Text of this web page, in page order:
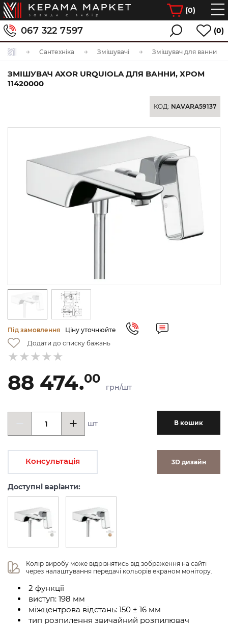
(0)
067 322 7597 (0)
Сантехніка Змішувачі Змішувач для ванни
ЗМІШУВАЧ AXOR URQUIOLA ДЛЯ ВАННИ, ХРОМ
11420000
КОД: NAVARA59137
Під замовлення
Ціну уточнюйте
Додати до списку бажань
88 474.00
грн/шт
шт В кошик
Консультація 3D дизайн
Доступні варіанти:
Колір виробу може відрізнятись від зображення на сайті
через налаштування передачі кольорів екраном монітору.
2 функції
виступ: 198 мм
міжцентрова відстань: 150 ± 16 мм
тип розпилення звичайний розпилювач